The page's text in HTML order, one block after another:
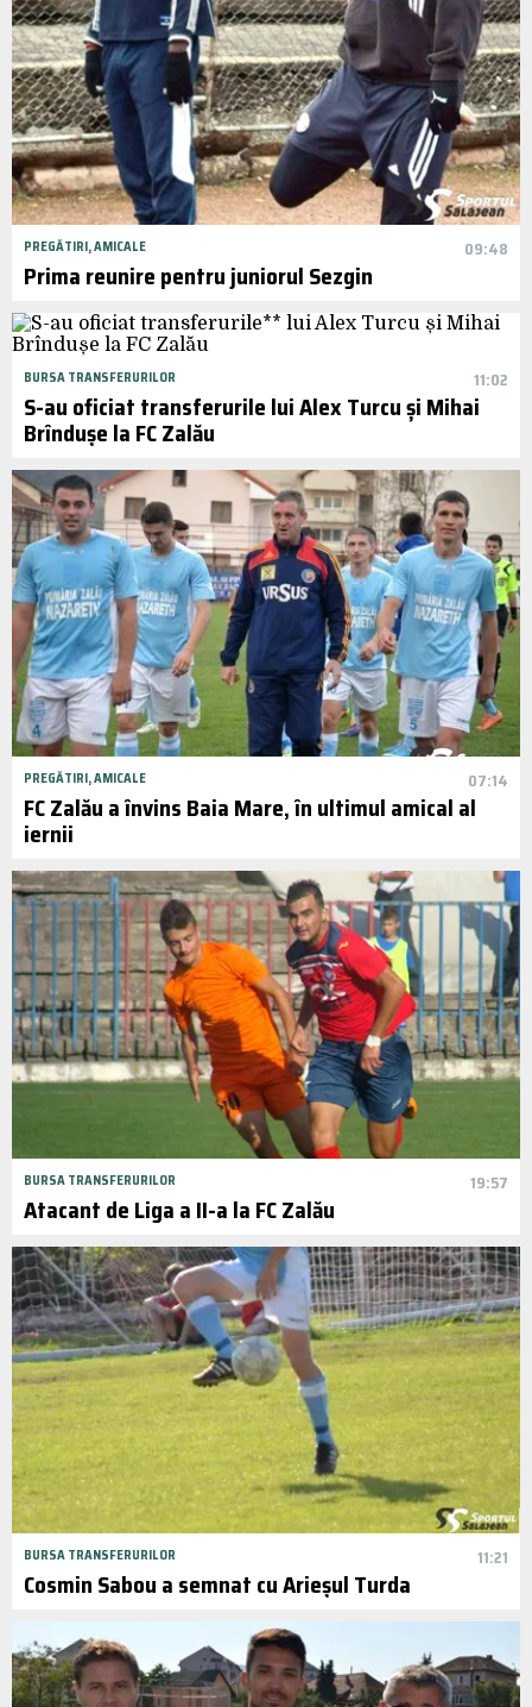
PREGĂTIRI, AMICALE 09:48
Prima reunire pentru juniorul Sezgin
BURSA TRANSFERURILOR 11:02
S-au oficiat transferurile lui Alex Turcu și Mihai
Brîndușe la FC Zalău
PREGĂTIRI, AMICALE 07:14
FC Zalău a învins Baia Mare, în ultimul amical al
iernii
BURSA TRANSFERURILOR 19:57
Atacant de Liga a II-a la FC Zalău
BURSA TRANSFERURILOR 11:21
Cosmin Sabou a semnat cu Arieșul Turda